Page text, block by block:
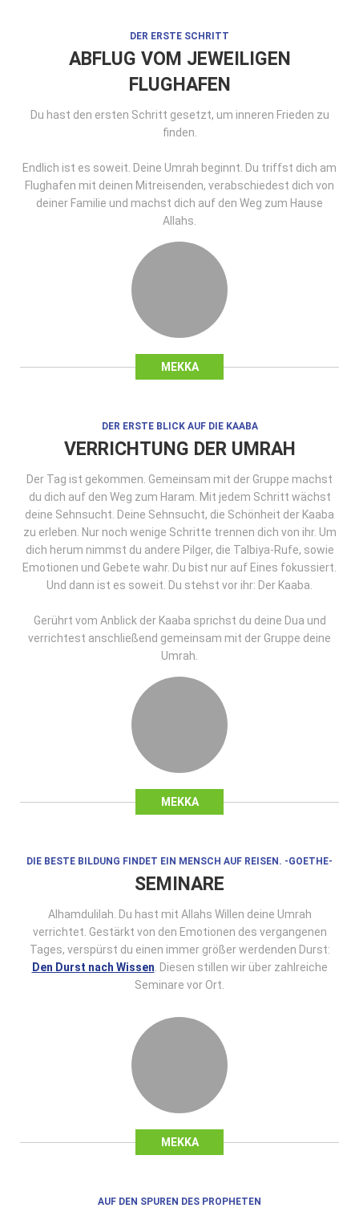
MEKKA
DER ERSTE SCHRITT
ABFLUG VOM JEWEILIGEN
FLUGHAFEN
Du hast den ersten Schritt gesetzt, um inneren Frieden zu
finden.
Endlich ist es soweit. Deine Umrah beginnt. Du triffst dich am
Flughafen mit deinen Mitreisenden, verabschiedest dich von
deiner Familie und machst dich auf den Weg zum Hause
Allahs.
MEKKA
DER ERSTE BLICK AUF DIE KAABA
VERRICHTUNG DER UMRAH
Der Tag ist gekommen. Gemeinsam mit der Gruppe machst
du dich auf den Weg zum Haram. Mit jedem Schritt wächst
deine Sehnsucht. Deine Sehnsucht, die Schönheit der Kaaba
zu erleben. Nur noch wenige Schritte trennen dich von ihr. Um
dich herum nimmst du andere Pilger, die Talbiya-Rufe, sowie
Emotionen und Gebete wahr. Du bist nur auf Eines fokussiert.
Und dann ist es soweit. Du stehst vor ihr: Der Kaaba.
Gerührt vom Anblick der Kaaba sprichst du deine Dua und
verrichtest anschließend gemeinsam mit der Gruppe deine
Umrah.
MEKKA
DIE BESTE BILDUNG FINDET EIN MENSCH AUF REISEN. -GOETHE-
SEMINARE
Alhamdulilah. Du hast mit Allahs Willen deine Umrah
verrichtet. Gestärkt von den Emotionen des vergangenen
Tages, verspürst du einen immer größer werdenden Durst:
Den Durst nach Wissen . Diesen stillen wir über zahlreiche
Seminare vor Ort.
AUF DEN SPUREN DES PROPHETEN